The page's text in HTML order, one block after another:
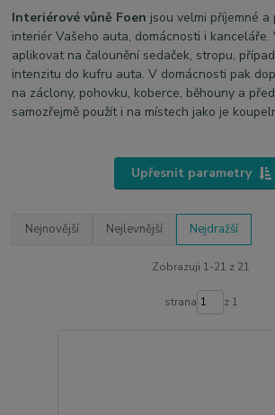
Interiérové vůně Foen jsou velmi příjemné
interiér Vašeho auta, domácnosti i kanceláře.
aplikovat na čalounění sedaček, stropu,
intenzitu do kufru auta. V domácnosti pak
na záclony, pohovku, koberce, běhouny a
samozřejmě použít i na místech jako je
Upřesnit parametry
Nejnovější Nejlevnější Nejdražší
Zobrazuji 1-21 z 21
strana z 1